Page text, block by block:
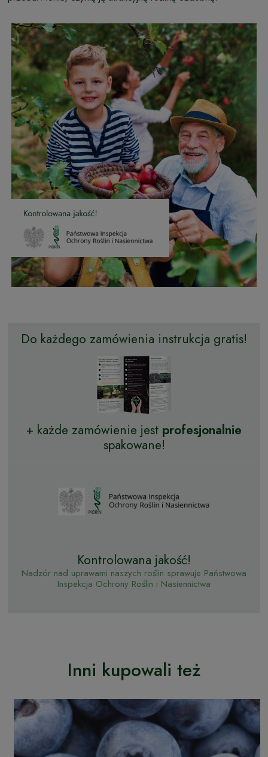
Do każdego zamówienia instrukcja gratis!
+ każde zamówienie jest profesjonalnie
spakowane!
Kontrolowana jakość!
Nadzór nad uprawami naszych roślin sprawuje Państwowa
Inspekcja Ochrony Roślin i Nasiennictwa
Inni kupowali też